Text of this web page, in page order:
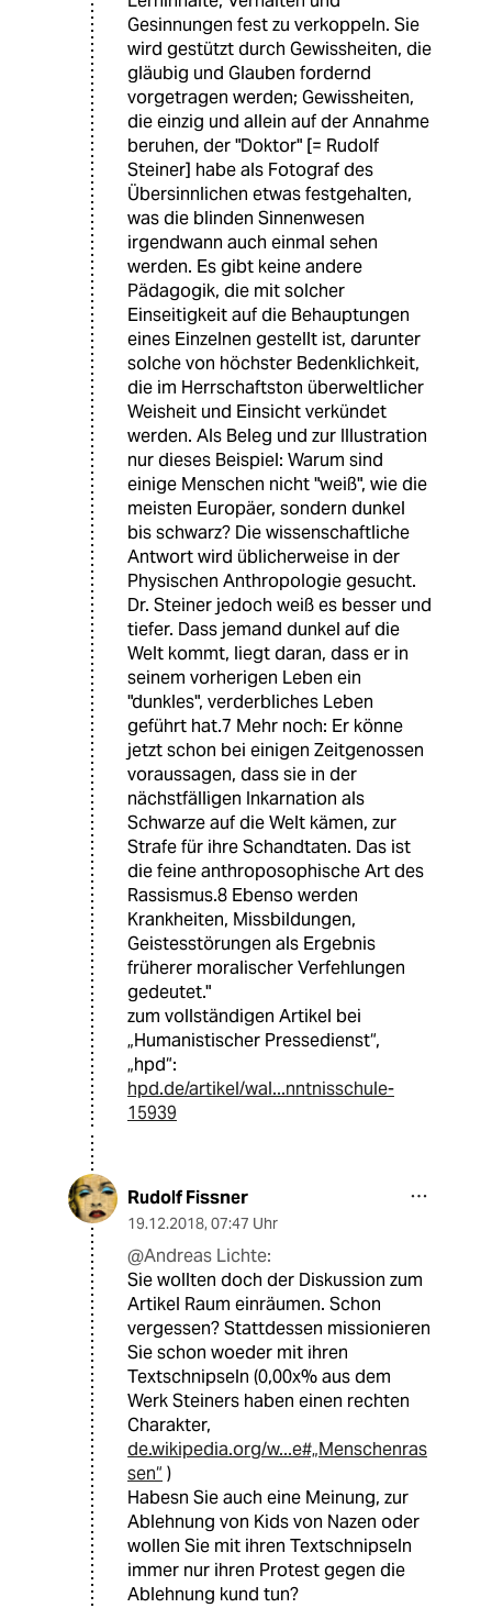
Gesinnungen fest zu verkoppeln. Sie
wird gestützt durch Gewissheiten, die
gläubig und Glauben fordernd
vorgetragen werden; Gewissheiten,
die einzig und allein auf der Annahme
beruhen, der "Doktor" [= Rudolf
Steiner] habe als Fotograf des
Übersinnlichen etwas festgehalten,
was die blinden Sinnenwesen
irgendwann auch einmal sehen
werden. Es gibt keine andere
Pädagogik, die mit solcher
Einseitigkeit auf die Behauptungen
eines Einzelnen gestellt ist, darunter
solche von höchster Bedenklichkeit,
die im Herrschaftston überweltlicher
Weisheit und Einsicht verkündet
werden. Als Beleg und zur Illustration
nur dieses Beispiel: Warum sind
einige Menschen nicht "weiß", wie die
meisten Europäer, sondern dunkel
bis schwarz? Die wissenschaftliche
Antwort wird üblicherweise in der
Physischen Anthropologie gesucht.
Dr. Steiner jedoch weiß es besser und
tiefer. Dass jemand dunkel auf die
Welt kommt, liegt daran, dass er in
seinem vorherigen Leben ein
"dunkles", verderbliches Leben
geführt hat.7 Mehr noch: Er könne
jetzt schon bei einigen Zeitgenossen
voraussagen, dass sie in der
nächstfälligen Inkarnation als
Schwarze auf die Welt kämen, zur
Strafe für ihre Schandtaten. Das ist
die feine anthroposophische Art des
Rassismus.8 Ebenso werden
Krankheiten, Missbildungen,
Geistesstörungen als Ergebnis
früherer moralischer Verfehlungen
gedeutet."
zum vollständigen Artikel bei
„Humanistischer Pressedienst“,
„hpd“:
hpd.de/artikel/wal...nntnisschule-
15939
Rudolf Fissner
19.12.2018, 07:47 Uhr
@Andreas Lichte:
Sie wollten doch der Diskussion zum
Artikel Raum einräumen. Schon
vergessen? Stattdessen missionieren
Sie schon woeder mit ihren
Textschnipseln (0,00x% aus dem
Werk Steiners haben einen rechten
Charakter,
de.wikipedia.org/w...e#„Menschenras
sen“ )
Habesn Sie auch eine Meinung, zur
Ablehnung von Kids von Nazen oder
wollen Sie mit ihren Textschnipseln
immer nur ihren Protest gegen die
Ablehnung kund tun?